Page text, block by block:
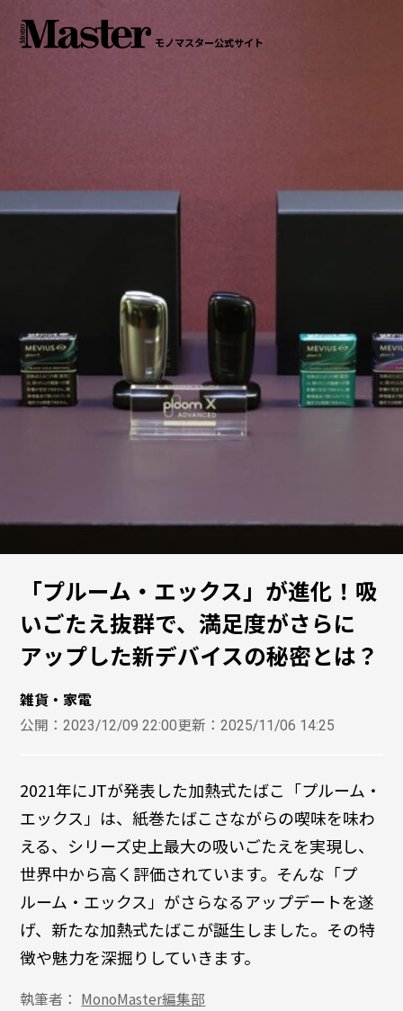
モノマスター公式サイト
「プルーム・エックス」が進化！吸
いごたえ抜群で、満足度がさらに
アップした新デバイスの秘密とは？
雑貨・家電
公開：2023/12/09 22:00更新：2025/11/06 14:25
2021年にJTが発表した加熱式たばこ「プルーム・
エックス」は、紙巻たばこさながらの喫味を味わ
える、シリーズ史上最大の吸いごたえを実現し、
世界中から高く評価されています。そんな「プ
ルーム・エックス」がさらなるアップデートを遂
げ、新たな加熱式たばこが誕生しました。その特
徴や魅力を深掘りしていきます。
執筆者： MonoMaster編集部